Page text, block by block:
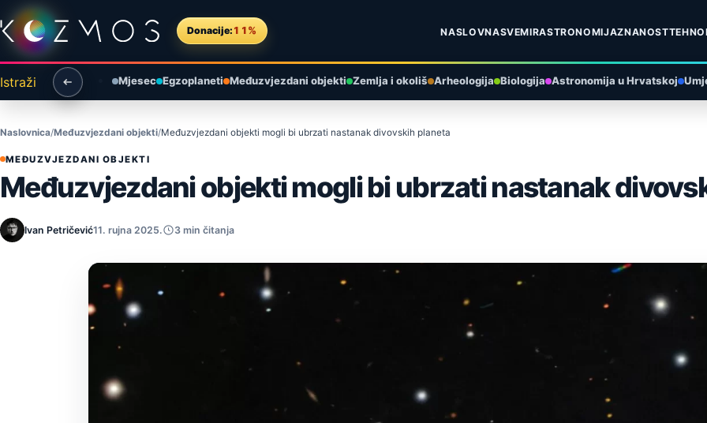
Preskoči na sadržaj
Donacije: 11% NASLOVNASVEMIRASTRONOMIJAZNANOST
Istraži Mjesec Egzoplaneti Međuzvjezdani objekti Zemlja i okoliš Arheologija Biologija Astronomija u Hrvatskoj
Naslovnica Međuzvjezdani objekti Međuzvjezdani objekti mogli bi ubrzati nastanak divovskih planeta
MEĐUZVJEZDANI OBJEKTI
Međuzvjezdani objekti mogli bi ubrzati nastanak
Ivan Petričević11. rujna 2025. 3 min čitanja